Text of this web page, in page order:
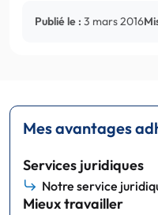
Publié le : 3 mars 2016
Mes avantages
Services juridiques
Notre service
Mieux travailler